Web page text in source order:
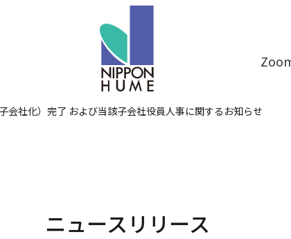
会社化）完了 および当該子会社役員人事に関するお知らせ
ニュースリリース